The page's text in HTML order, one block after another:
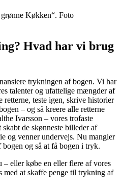
Køkken“. Foto
Hvad har vi brug
trykningen af bogen. Vi har
talenter og ufattelige mængder af
teste igen, skrive historier
– og så kreere alle retterne
Ivarsson – vores trofaste
de skønneste billeder af
og venner undervejs. Nu mangler
og så at få bogen i tryk.
– eller købe en eller flere af vores
med at skaffe penge til trykning af